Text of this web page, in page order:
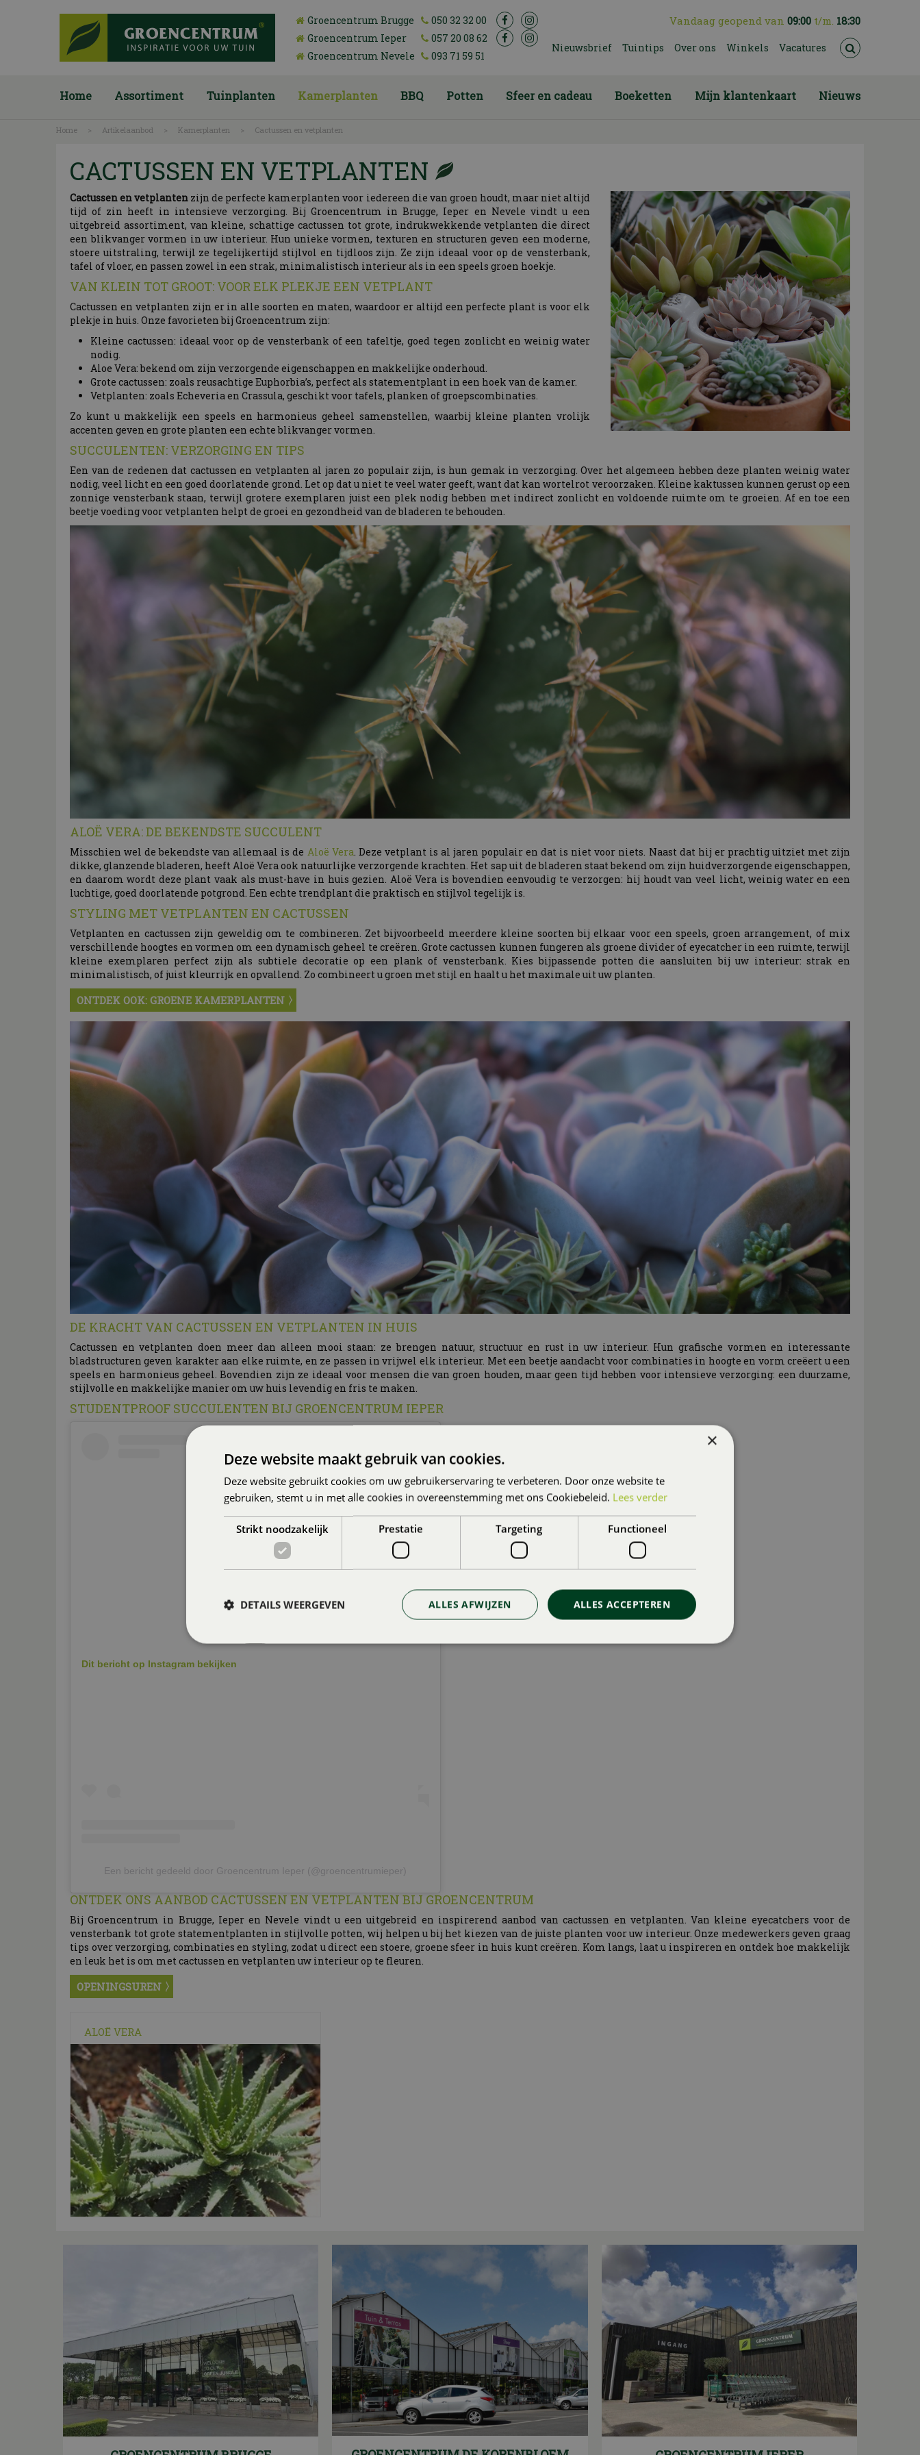
Home > Artikelaanbod > Kamerplanten > Cactussen en vetplanten
Vandaag geopend van 09:00 t/m. 18:30
Groencentrum Brugge
050 32 32 00
Groencentrum Ieper
057 20 08 62
Groencentrum Nevele
093 71 59 51
Nieuwsbrief Tuintips Over ons Winkels Vacatures
Home Assortiment Tuinplanten Kamerplanten BBQ Potten Sfeer en cadeau Boeketten Mijn klantenkaart Nieuws
CACTUSSEN EN VETPLANTEN
Cactussen en vetplanten zijn de perfecte kamerplanten voor iedereen die van groen houdt, maar niet altijd
tijd of zin heeft in intensieve verzorging. Bij Groencentrum in Brugge, Ieper en Nevele vindt u een
uitgebreid assortiment, van kleine, schattige cactussen tot grote, indrukwekkende vetplanten die direct
een blikvanger vormen in uw interieur. Hun unieke vormen, texturen en structuren geven een moderne,
stoere uitstraling, terwijl ze tegelijkertijd stijlvol en tijdloos zijn. Ze zijn ideaal voor op de vensterbank,
tafel of vloer, en passen zowel in een strak, minimalistisch interieur als in een speels groen hoekje.
VAN KLEIN TOT GROOT: VOOR ELK PLEKJE EEN VETPLANT
Cactussen en vetplanten zijn er in alle soorten en maten, waardoor er altijd een perfecte plant is voor elk
plekje in huis. Onze favorieten bij Groencentrum zijn:
Kleine cactussen: ideaal voor op de vensterbank of een tafeltje, goed tegen zonlicht en weinig water
nodig.
Aloe Vera: bekend om zijn verzorgende eigenschappen en makkelijke onderhoud.
Grote cactussen: zoals reusachtige Euphorbia’s, perfect als statementplant in een hoek van de kamer.
Vetplanten: zoals Echeveria en Crassula, geschikt voor tafels, planken of groepscombinaties.
Zo kunt u makkelijk een speels en harmonieus geheel samenstellen, waarbij kleine planten vrolijk
accenten geven en grote planten een echte blikvanger vormen.
SUCCULENTEN: VERZORGING EN TIPS
Een van de redenen dat cactussen en vetplanten al jaren zo populair zijn, is hun gemak in verzorging. Over het algemeen hebben deze planten weinig water
nodig, veel licht en een goed doorlatende grond. Let op dat u niet te veel water geeft, want dat kan wortelrot veroorzaken. Kleine kaktussen kunnen gerust op een
zonnige vensterbank staan, terwijl grotere exemplaren juist een plek nodig hebben met indirect zonlicht en voldoende ruimte om te groeien. Af en toe een
beetje voeding voor vetplanten helpt de groei en gezondheid van de bladeren te behouden.
ALOË VERA: DE BEKENDSTE SUCCULENT
Misschien wel de bekendste van allemaal is de Aloë Vera . Deze vetplant is al jaren populair en dat is niet voor niets. Naast dat hij er prachtig uitziet met zijn
dikke, glanzende bladeren, heeft Aloë Vera ook natuurlijke verzorgende krachten. Het sap uit de bladeren staat bekend om zijn huidverzorgende eigenschappen,
en daarom wordt deze plant vaak als must-have in huis gezien. Aloë Vera is bovendien eenvoudig te verzorgen: hij houdt van veel licht, weinig water en een
luchtige, goed doorlatende potgrond. Een echte trendplant die praktisch en stijlvol tegelijk is.
STYLING MET VETPLANTEN EN CACTUSSEN
Vetplanten en cactussen zijn geweldig om te combineren. Zet bijvoorbeeld meerdere kleine soorten bij elkaar voor een speels, groen arrangement, of mix
verschillende hoogtes en vormen om een dynamisch geheel te creëren. Grote cactussen kunnen fungeren als groene divider of eyecatcher in een ruimte, terwijl
kleine exemplaren perfect zijn als subtiele decoratie op een plank of vensterbank. Kies bijpassende potten die aansluiten bij uw interieur: strak en
minimalistisch, of juist kleurrijk en opvallend. Zo combineert u groen met stijl en haalt u het maximale uit uw planten.
ONTDEK OOK: GROENE KAMERPLANTEN
DE KRACHT VAN CACTUSSEN EN VETPLANTEN IN HUIS
Cactussen en vetplanten doen meer dan alleen mooi staan: ze brengen natuur, structuur en rust in uw interieur. Hun grafische vormen en interessante
bladstructuren geven karakter aan elke ruimte, en ze passen in vrijwel elk interieur. Met een beetje aandacht voor combinaties in hoogte en vorm creëert u een
speels en harmonieus geheel. Bovendien zijn ze ideaal voor mensen die van groen houden, maar geen tijd hebben voor intensieve verzorging: een duurzame,
stijlvolle en makkelijke manier om uw huis levendig en fris te maken.
STUDENTPROOF SUCCULENTEN BIJ GROENCENTRUM IEPER
Dit bericht op Instagram bekijken
Een bericht gedeeld door Groencentrum Ieper (@groencentrumieper)
ONTDEK ONS AANBOD CACTUSSEN EN VETPLANTEN BIJ GROENCENTRUM
Bij Groencentrum in Brugge, Ieper en Nevele vindt u een uitgebreid en inspirerend aanbod van cactussen en vetplanten. Van kleine eyecatchers voor de
vensterbank tot grote statementplanten in stijlvolle potten, wij helpen u bij het kiezen van de juiste planten voor uw interieur. Onze medewerkers geven graag
tips over verzorging, combinaties en styling, zodat u direct een stoere, groene sfeer in huis kunt creëren. Kom langs, laat u inspireren en ontdek hoe makkelijk
en leuk het is om met cactussen en vetplanten uw interieur op te fleuren.
OPENINGSUREN
ALOË VERA
×
Deze website maakt gebruik van cookies.
Deze website gebruikt cookies om uw gebruikerservaring te verbeteren. Door onze website te
gebruiken, stemt u in met alle cookies in overeenstemming met ons Cookiebeleid. Lees verder
Strikt noodzakelijk Prestatie Targeting Functioneel
ALLES ACCEPTEREN
ALLES AFWIJZEN
DETAILS WEERGEVEN